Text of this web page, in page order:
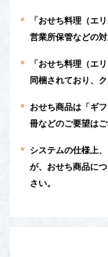
*
「おせち料理（エ
営業所保管などの対
*
「おせち料理（エ
同梱されており、
*
おせち商品は「ギ
冊などのご要望はご
*
システムの仕様上
が、おせち商品に
さい。